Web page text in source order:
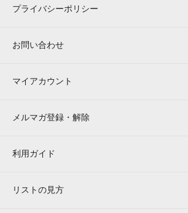
プライバシーポリシー
お問い合わせ
マイアカウント
メルマガ登録・解除
利用ガイド
リストの見方